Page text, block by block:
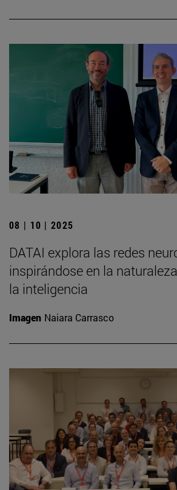
08 | 10 | 2025
DATAI explora las redes
inspirándose en la
la inteligencia
Imagen Naiara Carrasco